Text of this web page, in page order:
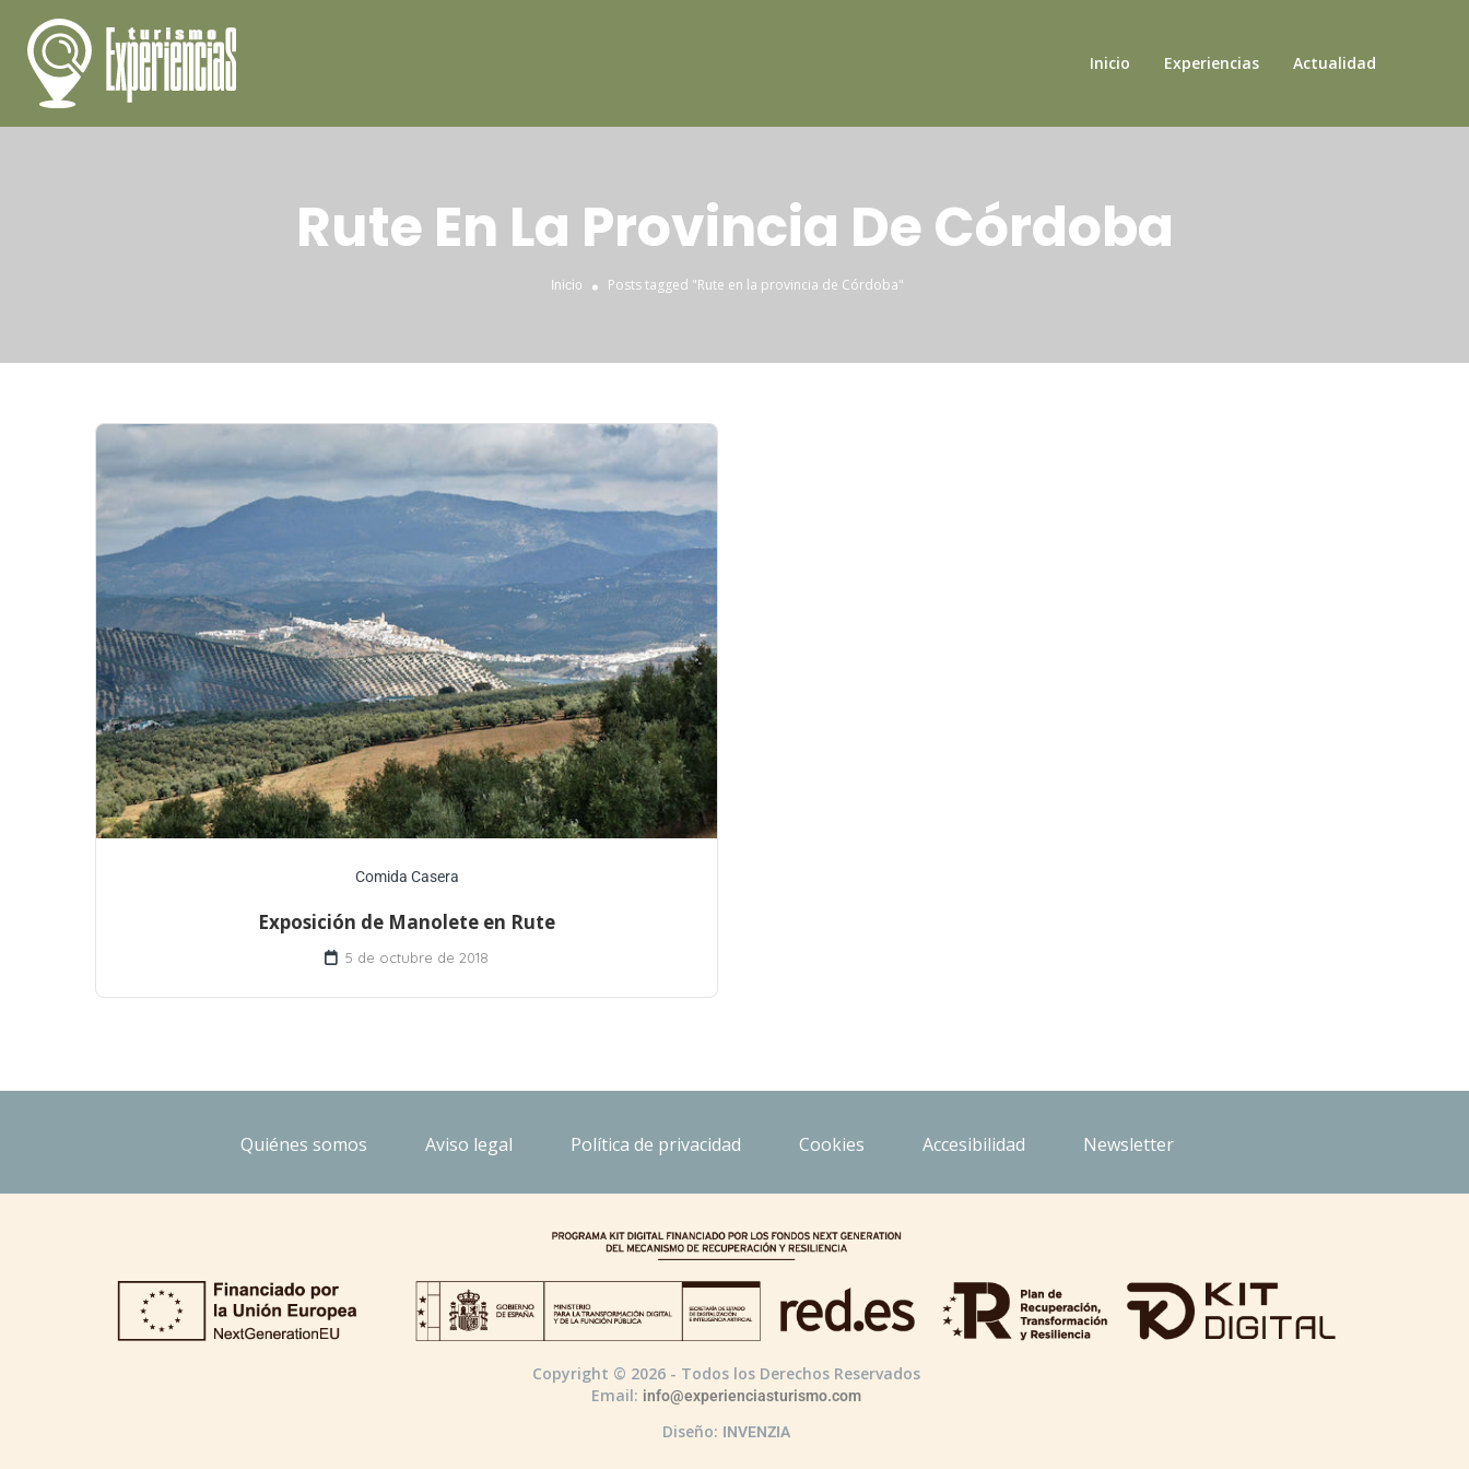
Inicio Experiencias Actualidad
Rute En La Provincia De Córdoba
Inicio Posts tagged "Rute en la provincia de Córdoba"
Comida Casera
Exposición de Manolete en Rute
5 de octubre de 2018
Quiénes somos Aviso legal Política de privacidad Cookies Accesibilidad Newsletter
Copyright © 2026 - Todos los Derechos Reservados
Email: info@experienciasturismo.com
Diseño: INVENZIA